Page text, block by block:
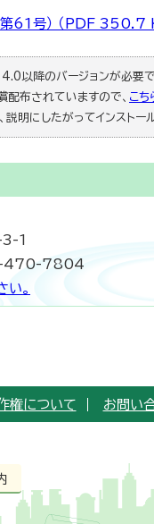
61号） （PDF 350.7
以降のバージョンが必要
布されていますので、 こ
説明にしたがってインストー
1
470-7804
。
権について お問い